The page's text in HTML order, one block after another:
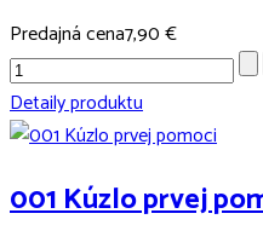
Predajná cena7,90 €
Detaily produktu
001 Kúzlo prvej